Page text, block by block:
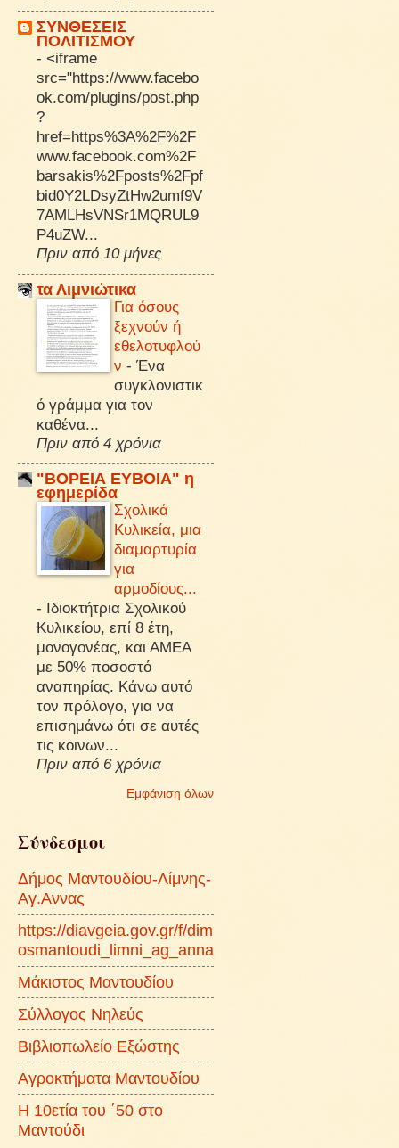
ΣΥΝΘΕΣΕΙΣ
ΠΟΛΙΤΙΣΜΟΥ
- <iframe
src="https://www.facebo
ok.com/plugins/post.php
?
href=https%3A%2F%2F
www.facebook.com%2F
barsakis%2Fposts%2Fpf
bid0Y2LDsyZtHw2umf9V
7AMLHsVNSr1MQRUL9
P4uZW...
Πριν από 10 μήνες
τα Λιμνιώτικα
Για όσους
ξεχνούν ή
εθελοτυφλού
ν - Ένα
συγκλονιστικ
ό γράμμα για τον
καθένα...
Πριν από 4 χρόνια
"ΒΟΡΕΙΑ ΕΥΒΟΙΑ" η
εφημερίδα
Σχολικά
Κυλικεία, μια
διαμαρτυρία
για
αρμοδίους...
- Ιδιοκτήτρια Σχολικού
Κυλικείου, επί 8 έτη,
μονογονέας, και ΑΜΕΑ
με 50% ποσοστό
αναπηρίας. Κάνω αυτό
τον πρόλογο, για να
επισημάνω ότι σε αυτές
τις κοινων...
Πριν από 6 χρόνια
Εμφάνιση όλων
Σύνδεσμοι
Δήμος Μαντουδίου-Λίμνης-
Αγ.Αννας
https://diavgeia.gov.gr/f/dim
osmantoudi_limni_ag_anna
Μάκιστος Μαντουδίου
Σύλλογος Νηλεύς
Βιβλιοπωλείο Εξώστης
Αγροκτήματα Μαντουδίου
Η 10ετία του ΄50 στο
Μαντούδι